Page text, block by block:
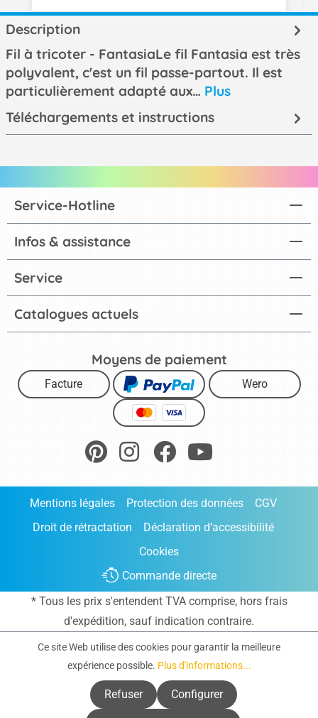
Description
Fil à tricoter - FantasiaLe fil Fantasia est très
polyvalent, c'est un fil passe-partout. Il est
particulièrement adapté aux… Plus
Téléchargements et instructions
Catalogues actuels
Service-Hotline
Infos & assistance
Service
Moyens de paiement
Facture Wero
Mentions légales Protection des données
CGV
Droit de rétractation
Déclaration d’accessibilité
Cookies
Commande directe
* Tous les prix s'entendent TVA comprise, hors frais
d'expédition, sauf indication contraire.
Ce site Web utilise des cookies pour garantir la meilleure
expérience possible. Plus d'informations...
Refuser Configurer